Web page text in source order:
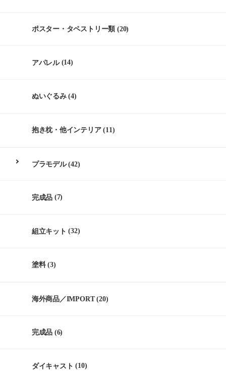
ポスター・タペストリー類 (20)
アパレル(14)
ぬいぐるみ(4)
抱き枕・他インテリア(11)
プラモデル(42)
完成品 (7)
組立キット (32)
塗料(3)
海外商品／IMPORT(20)
完成品 (6)
ダイキャスト (10)